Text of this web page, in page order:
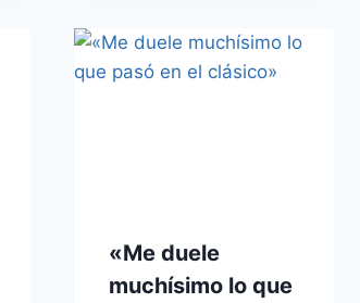
«Me duele
muchísimo lo que